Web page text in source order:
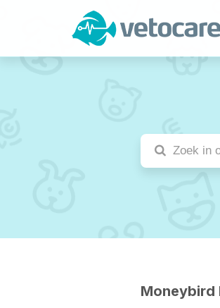
Moneybird